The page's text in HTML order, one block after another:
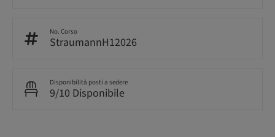
No. Corso
StraumannH12026
Disponibilità posti a sedere
9/10 Disponibile